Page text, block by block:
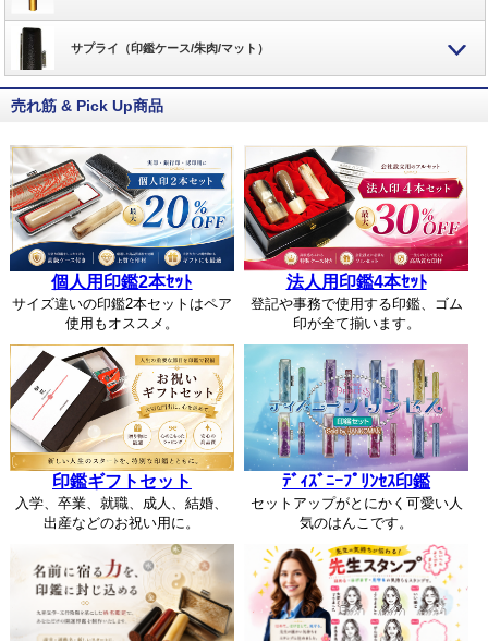
サプライ（印鑑ケース/朱肉/マット）
売れ筋 & Pick Up商品
個人用印鑑2本ｾｯﾄ
サイズ違いの印鑑2本セットはペア
使用もオススメ。
法人用印鑑4本ｾｯﾄ
登記や事務で使用する印鑑、ゴム
印が全て揃います。
印鑑ギフトセット
入学、卒業、就職、成人、結婚、
出産などのお祝い用に。
ﾃﾞｨｽﾞﾆｰﾌﾟﾘﾝｾｽ印鑑
セットアップがとにかく可愛い人
気のはんこです。